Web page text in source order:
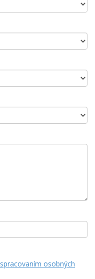
spracovaním osobných